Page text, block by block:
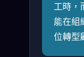
工時，
能在組
位轉型